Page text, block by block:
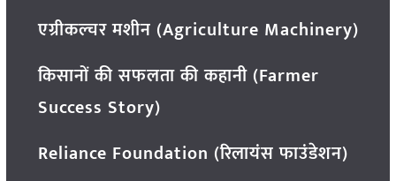
एग्रीकल्चर मशीन (Agriculture Machinery)
किसानों की सफलता की कहानी (Farmer
Success Story)
Reliance Foundation (रिलायंस फाउंडेशन)